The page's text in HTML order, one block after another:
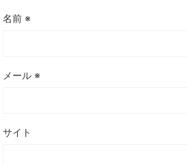
名前 ※
メール ※
サイト